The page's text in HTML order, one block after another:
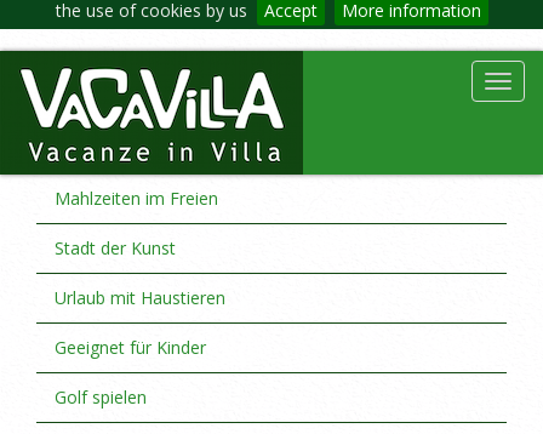
the use of cookies by us Accept More information
Mahlzeiten im Freien
Stadt der Kunst
Urlaub mit Haustieren
Geeignet für Kinder
Golf spielen